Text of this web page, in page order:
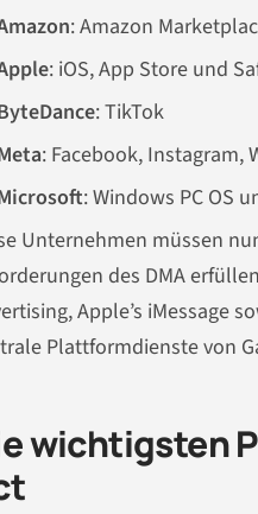
: Amazon
: iOS, App Store und
: TikTok
: Facebook, Instagram,
: Windows PC OS
Unternehmen müssen
des DMA
Apple’s iMessage
Plattformdienste von
wichtigsten